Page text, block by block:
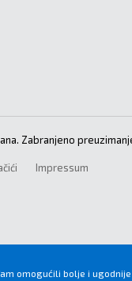
Zabranjeno
Impressum
omogućili bolje i